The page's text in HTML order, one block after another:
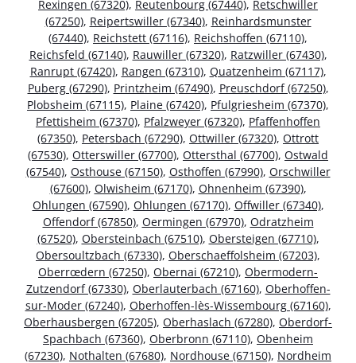
Rexingen (67320), Reutenbourg (67440), Retschwiller
(67250), Reipertswiller (67340), Reinhardsmunster
(67440), Reichstett (67116), Reichshoffen (67110),
Reichsfeld (67140), Rauwiller (67320), Ratzwiller (67430),
Ranrupt (67420), Rangen (67310), Quatzenheim (67117),
Puberg (67290), Printzheim (67490), Preuschdorf (67250),
Plobsheim (67115), Plaine (67420), Pfulgriesheim (67370),
Pfettisheim (67370), Pfalzweyer (67320), Pfaffenhoffen
(67350), Petersbach (67290), Ottwiller (67320), Ottrott
(67530), Otterswiller (67700), Ottersthal (67700), Ostwald
(67540), Osthouse (67150), Osthoffen (67990), Orschwiller
(67600), Olwisheim (67170), Ohnenheim (67390),
Ohlungen (67590), Ohlungen (67170), Offwiller (67340),
Offendorf (67850), Oermingen (67970), Odratzheim
(67520), Obersteinbach (67510), Obersteigen (67710),
Obersoultzbach (67330), Oberschaeffolsheim (67203),
Oberrœdern (67250), Obernai (67210), Obermodern-
Zutzendorf (67330), Oberlauterbach (67160), Oberhoffen-
sur-Moder (67240), Oberhoffen-lès-Wissembourg (67160),
Oberhausbergen (67205), Oberhaslach (67280), Oberdorf-
Spachbach (67360), Oberbronn (67110), Obenheim
(67230), Nothalten (67680), Nordhouse (67150), Nordheim